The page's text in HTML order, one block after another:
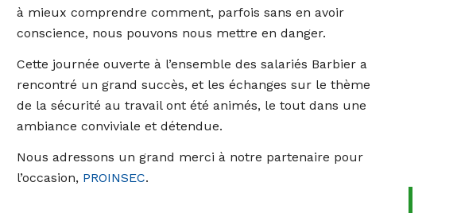
à mieux comprendre comment, parfois sans en avoir
conscience, nous pouvons nous mettre en danger.
Cette journée ouverte à l’ensemble des salariés Barbier a
rencontré un grand succès, et les échanges sur le thème
de la sécurité au travail ont été animés, le tout dans une
ambiance conviviale et détendue.
Nous adressons un grand merci à notre partenaire pour
l’occasion, PROINSEC.